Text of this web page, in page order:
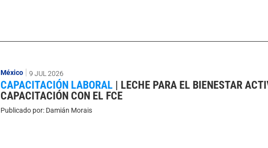
México 9 JUL 2026
CAPACITACIÓN LABORAL | LECHE PARA EL BIENESTAR
CAPACITACIÓN CON EL FCE
Publicado por:Damián Morais